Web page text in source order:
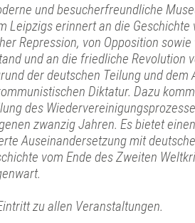
und besucherfreundliche
Leipzigs erinnert an die Geschichte
Repression, von Opposition sowie
und an die friedliche Revolution
der deutschen Teilung und dem
Diktatur. Dazu
des
zwanzig Jahren. Es bietet
Auseinandersetzung mit
vom Ende des Zweiten
zu allen Veranstaltungen.